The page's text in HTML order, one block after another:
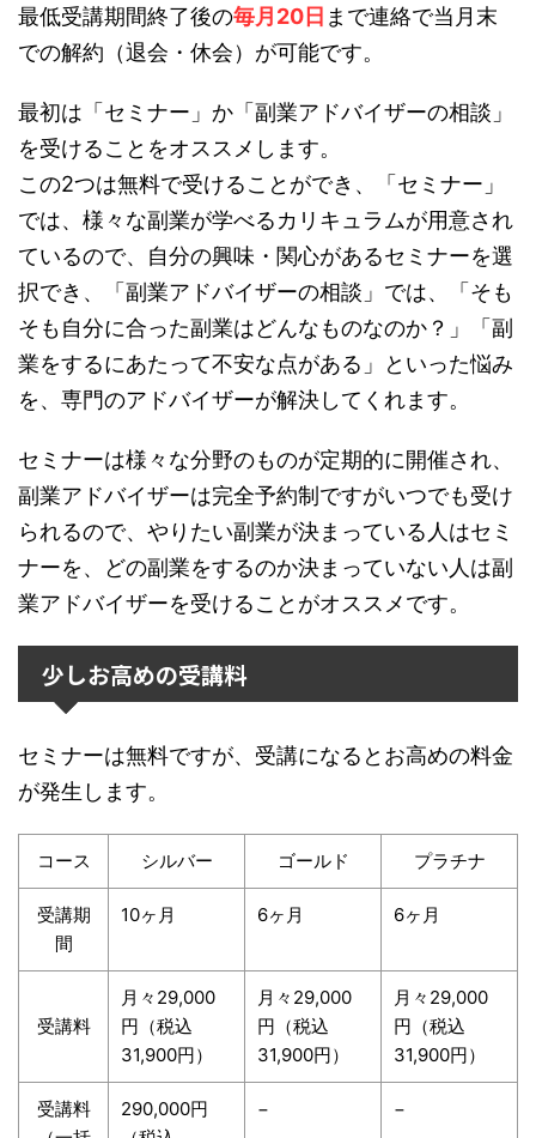
最低受講期間終了後の毎月20日 まで連絡で当月末
での解約（退会・休会）が可能です。
最初は「セミナー」か「副業アドバイザーの相談」
を受けることをオススメします。
この2つは無料で受けることができ、「セミナー」
では、様々な副業が学べるカリキュラムが用意され
ているので、自分の興味・関心があるセミナーを選
択でき、「副業アドバイザーの相談」では、「そも
そも自分に合った副業はどんなものなのか？」「副
業をするにあたって不安な点がある」といった悩み
を、専門のアドバイザーが解決してくれます。
セミナーは様々な分野のものが定期的に開催され、
副業アドバイザーは完全予約制ですがいつでも受け
られるので、やりたい副業が決まっている人はセミ
ナーを、どの副業をするのか決まっていない人は副
業アドバイザーを受けることがオススメです。
少しお高めの受講料
セミナーは無料ですが、受講になるとお高めの料金
が発生します。
コース シルバー ゴールド プラチナ
受講期
間
10ヶ月 6ヶ月 6ヶ月
受講料
月々29,000
円（税込
31,900円）
月々29,000
円（税込
31,900円）
月々29,000
円（税込
31,900円）
受講料
290,000円
− −